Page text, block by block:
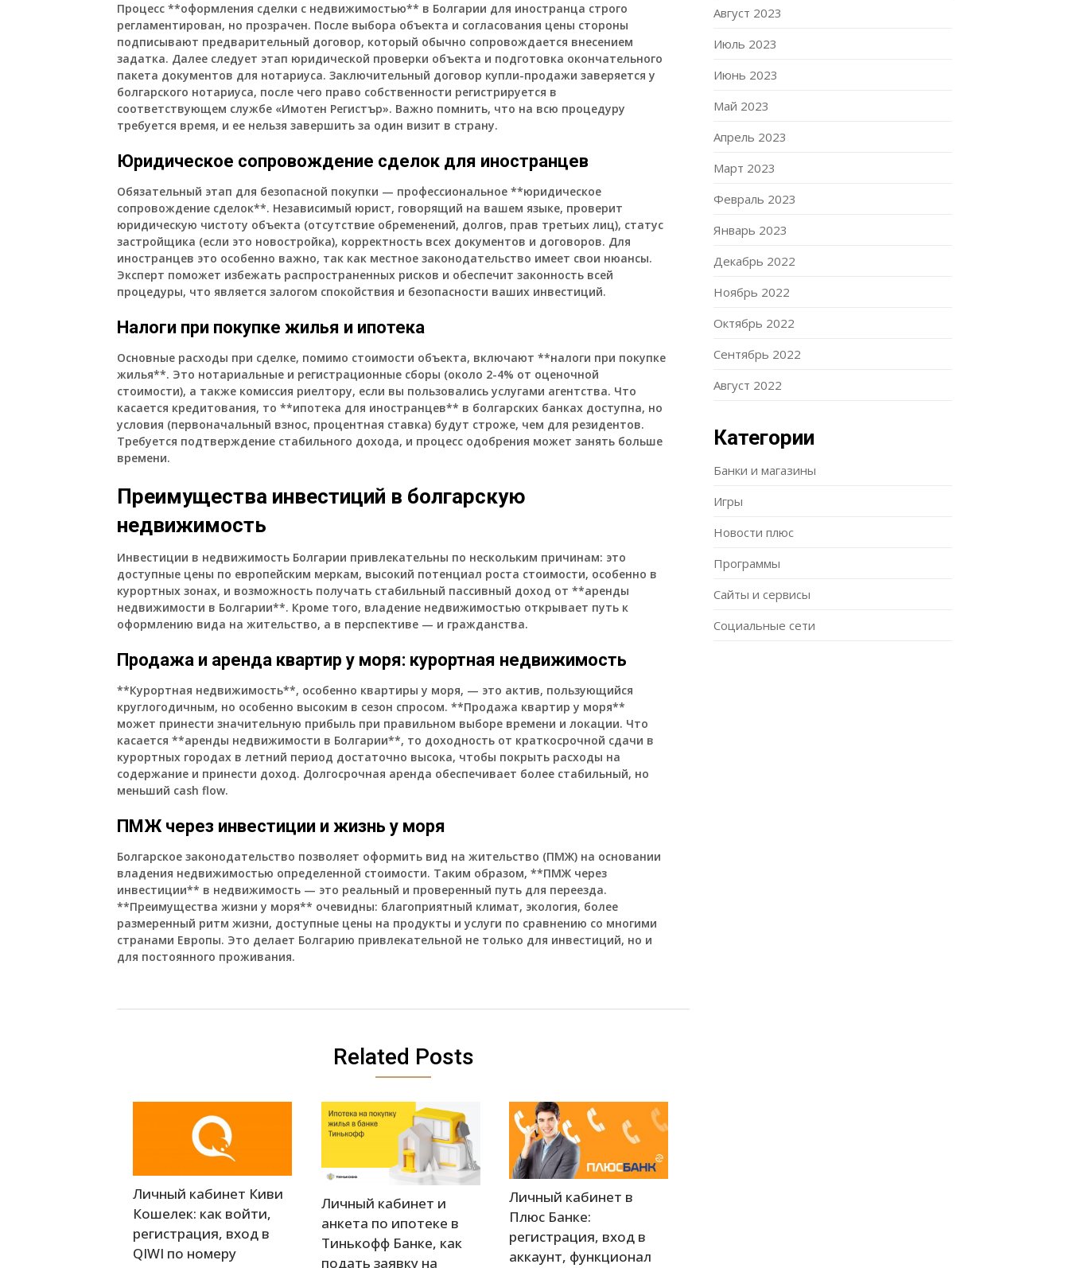
Процесс **оформления сделки с недвижимостью** в Болгарии для иностранца строго
регламентирован, но прозрачен. После выбора объекта и согласования цены стороны
подписывают предварительный договор, который обычно сопровождается внесением
задатка. Далее следует этап юридической проверки объекта и подготовка окончательного
пакета документов для нотариуса. Заключительный договор купли-продажи заверяется у
болгарского нотариуса, после чего право собственности регистрируется в
соответствующем службе «Имотен Регистър». Важно помнить, что на всю процедуру
требуется время, и ее нельзя завершить за один визит в страну.
Юридическое сопровождение сделок для иностранцев
Обязательный этап для безопасной покупки — профессиональное **юридическое
сопровождение сделок**. Независимый юрист, говорящий на вашем языке, проверит
юридическую чистоту объекта (отсутствие обременений, долгов, прав третьих лиц), статус
застройщика (если это новостройка), корректность всех документов и договоров. Для
иностранцев это особенно важно, так как местное законодательство имеет свои нюансы.
Эксперт поможет избежать распространенных рисков и обеспечит законность всей
процедуры, что является залогом спокойствия и безопасности ваших инвестиций.
Налоги при покупке жилья и ипотека
Основные расходы при сделке, помимо стоимости объекта, включают **налоги при покупке
жилья**. Это нотариальные и регистрационные сборы (около 2-4% от оценочной
стоимости), а также комиссия риелтору, если вы пользовались услугами агентства. Что
касается кредитования, то **ипотека для иностранцев** в болгарских банках доступна, но
условия (первоначальный взнос, процентная ставка) будут строже, чем для резидентов.
Требуется подтверждение стабильного дохода, и процесс одобрения может занять больше
времени.
Преимущества инвестиций в болгарскую
недвижимость
Инвестиции в недвижимость Болгарии привлекательны по нескольким причинам: это
доступные цены по европейским меркам, высокий потенциал роста стоимости, особенно в
курортных зонах, и возможность получать стабильный пассивный доход от **аренды
недвижимости в Болгарии**. Кроме того, владение недвижимостью открывает путь к
оформлению вида на жительство, а в перспективе — и гражданства.
Продажа и аренда квартир у моря: курортная недвижимость
**Курортная недвижимость**, особенно квартиры у моря, — это актив, пользующийся
круглогодичным, но особенно высоким в сезон спросом. **Продажа квартир у моря**
может принести значительную прибыль при правильном выборе времени и локации. Что
касается **аренды недвижимости в Болгарии**, то доходность от краткосрочной сдачи в
курортных городах в летний период достаточно высока, чтобы покрыть расходы на
содержание и принести доход. Долгосрочная аренда обеспечивает более стабильный, но
меньший cash flow.
ПМЖ через инвестиции и жизнь у моря
Болгарское законодательство позволяет оформить вид на жительство (ПМЖ) на основании
владения недвижимостью определенной стоимости. Таким образом, **ПМЖ через
инвестиции** в недвижимость — это реальный и проверенный путь для переезда.
**Преимущества жизни у моря** очевидны: благоприятный климат, экология, более
размеренный ритм жизни, доступные цены на продукты и услуги по сравнению со многими
странами Европы. Это делает Болгарию привлекательной не только для инвестиций, но и
для постоянного проживания.
Related Posts
Личный кабинет Киви
Кошелек: как войти,
регистрация, вход в
QIWI по номеру
Личный кабинет и
анкета по ипотеке в
Тинькофф Банке, как
подать заявку на
Личный кабинет в
Плюс Банке:
регистрация, вход в
аккаунт, функционал
Август 2023
Июль 2023
Июнь 2023
Май 2023
Апрель 2023
Март 2023
Февраль 2023
Январь 2023
Декабрь 2022
Ноябрь 2022
Октябрь 2022
Сентябрь 2022
Август 2022
Категории
Банки и магазины
Игры
Новости плюс
Программы
Сайты и сервисы
Социальные сети